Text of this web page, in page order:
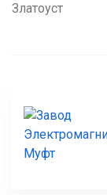
Златоуст